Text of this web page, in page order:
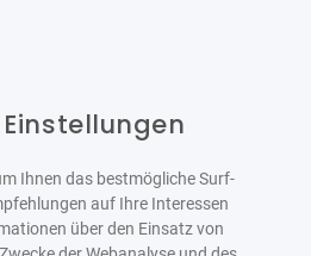
Ihnen das bestmögliche Surf-
auf Ihre Interessen
über den Einsatz von